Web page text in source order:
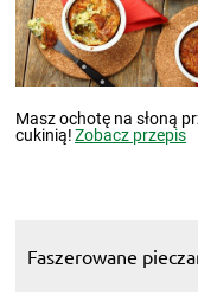
Masz ochotę na słoną
cukinią!Zobacz przepis
Faszerowane